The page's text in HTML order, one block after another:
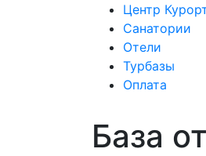
Центр
Санатории
Отели
Турбазы
Оплата
База